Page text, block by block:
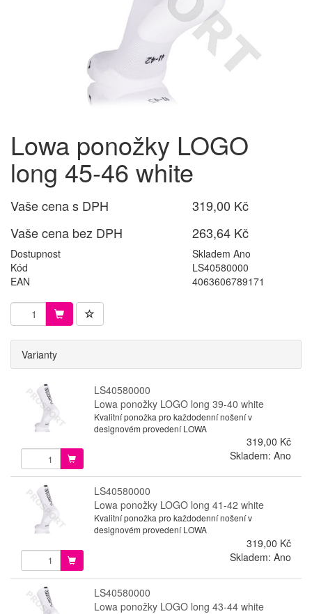
Lowa ponožky LOGO
long 45-46 white
Vaše cena s DPH
319,00 Kč
Vaše cena bez DPH
263,64 Kč
Dostupnost
Skladem Ano
Kód
LS40580000
EAN
4063606789171
Varianty
LS40580000
Lowa ponožky LOGO long 39-40 white
Kvalitní ponožka pro každodenní nošení v
designovém provedení LOWA
319,00 Kč
Skladem: Ano
LS40580000
Lowa ponožky LOGO long 41-42 white
Kvalitní ponožka pro každodenní nošení v
designovém provedení LOWA
319,00 Kč
Skladem: Ano
LS40580000
Lowa ponožky LOGO long 43-44 white